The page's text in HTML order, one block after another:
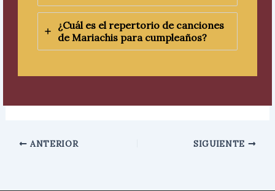
¿Cuál es el repertorio de canciones
de Mariachis para cumpleaños?
ANTERIOR SIGUIENTE